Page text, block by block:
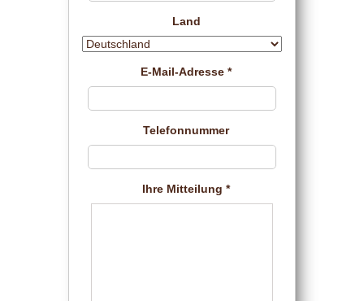
Land
E-Mail-Adresse *
Telefonnummer
Ihre Mitteilung *